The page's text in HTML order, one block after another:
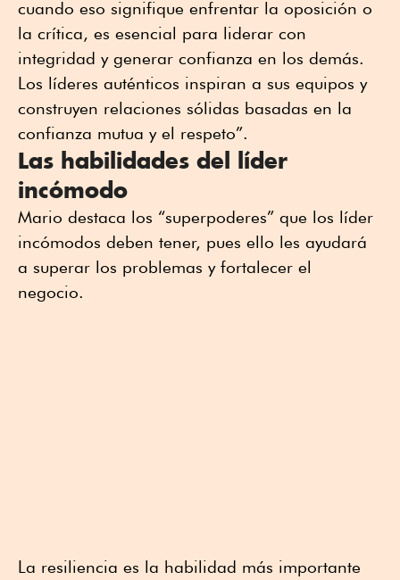
cuando eso signifique enfrentar la oposición o
la crítica, es esencial para liderar con
integridad y generar confianza en los demás.
Los líderes auténticos inspiran a sus equipos y
construyen relaciones sólidas basadas en la
confianza mutua y el respeto”.
Las habilidades del líder
incómodo
Mario destaca los “superpoderes” que los líder
incómodos deben tener, pues ello les ayudará
a superar los problemas y fortalecer el
negocio.
La resiliencia es la habilidad más importante